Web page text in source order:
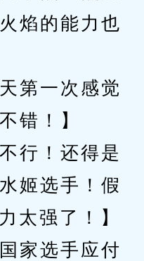
焰的能力也
一次感觉
错！】
！还得是
姬选手！假
太强了！】
选手应付